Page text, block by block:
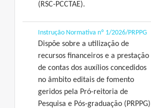
(RSC-PCCTAE).
Instrução Normativa nº 1/2026/PRPPG
Dispõe sobre a utilização de
recursos financeiros e a prestação
de contas dos auxílios concedidos
no âmbito editais de fomento
geridos pela Pró-reitoria de
Pesquisa e Pós-graduação (PRPPG)